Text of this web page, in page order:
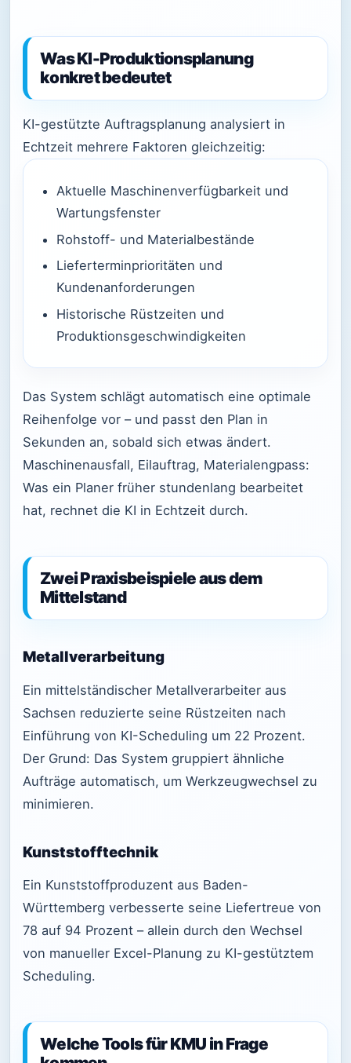
Was KI-Produktionsplanung
konkret bedeutet
KI-gestützte Auftragsplanung analysiert in
Echtzeit mehrere Faktoren gleichzeitig:
Aktuelle Maschinenverfügbarkeit und
Wartungsfenster
Rohstoff- und Materialbestände
Lieferterminprioritäten und
Kundenanforderungen
Historische Rüstzeiten und
Produktionsgeschwindigkeiten
Das System schlägt automatisch eine optimale
Reihenfolge vor – und passt den Plan in
Sekunden an, sobald sich etwas ändert.
Maschinenausfall, Eilauftrag, Materialengpass:
Was ein Planer früher stundenlang bearbeitet
hat, rechnet die KI in Echtzeit durch.
Zwei Praxisbeispiele aus dem
Mittelstand
Metallverarbeitung
Ein mittelständischer Metallverarbeiter aus
Sachsen reduzierte seine Rüstzeiten nach
Einführung von KI-Scheduling um 22 Prozent.
Der Grund: Das System gruppiert ähnliche
Aufträge automatisch, um Werkzeugwechsel zu
minimieren.
Kunststofftechnik
Ein Kunststoffproduzent aus Baden-
Württemberg verbesserte seine Liefertreue von
78 auf 94 Prozent – allein durch den Wechsel
von manueller Excel-Planung zu KI-gestütztem
Scheduling.
Welche Tools für KMU in Frage